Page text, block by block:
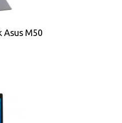
Asus M50